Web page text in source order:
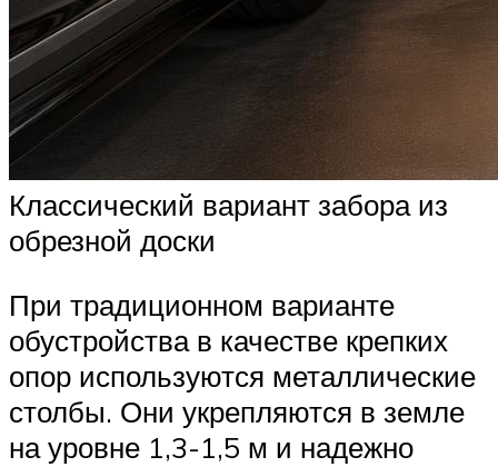
Классический вариант забора из
обрезной доски
При традиционном варианте
обустройства в качестве крепких
опор используются металлические
столбы. Они укрепляются в земле
на уровне 1,3-1,5 м и надежно